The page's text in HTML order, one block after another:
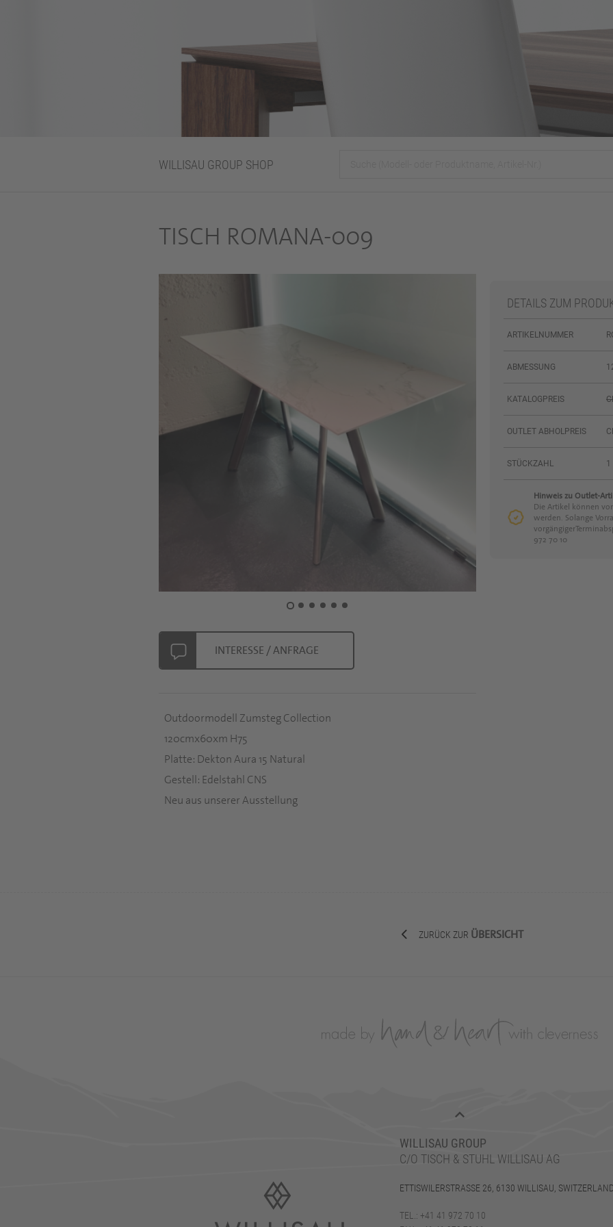
WILLISAU GROUP SHOP
TISCH ROMANA-009
INTERESSE / ANFRAGE
Outdoormodell Zumsteg Collection
120cmx60xm H75
Platte: Dekton Aura 15 Natural
Gestell: Edelstahl CNS
Neu aus unserer Ausstellung
DETAILS ZUM
ARTIKELNUMMER
ABMESSUNG
KATALOGPREIS
OUTLET ABHOLPREIS
STÜCKZAHL 1
Hinweis zu Outlet-
Die Artikel können
werden. Solange
972 70 10
ZURÜCK ZUR ÜBERSICHT
WILLISAU GROUP
C/O TISCH & STUHL WILLISAU AG
ETTISWILERSTRASSE 26, 6130 WILLISAU,
TEL.: +41 41 972 70 10